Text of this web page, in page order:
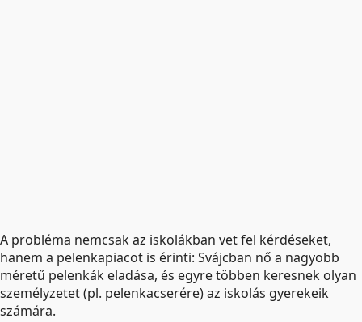
A probléma nemcsak az iskolákban vet fel kérdéseket,
hanem a pelenkapiacot is érinti: Svájcban nő a nagyobb
méretű pelenkák eladása, és egyre többen keresnek olyan
személyzetet (pl. pelenkacserére) az iskolás gyerekeik
számára.